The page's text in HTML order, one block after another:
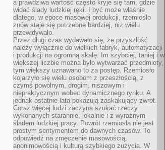
a prawdziwa wartość często kryje się tam, gdzie
widać ślady ludzkiej ręki. I być może właśnie
dlatego, w epoce masowej produkcji, rzemiosło
znów staje się potrzebne bardziej, niż wielu
przewidywało.
Przez długi czas wydawało się, że przyszłość
należy wyłącznie do wielkich fabryk, automatyzacji
i produkcji na ogromną skalę. Im szybciej, taniej i w
większej liczbie można było wytwarzać przedmioty,
tym większy uznawano to za postęp. Rzemiosło
kojarzyło się wielu osobom z przeszłością, z
czymś powolnym, drogim, niszowym i
niepraktycznym wobec dynamicznego rynku. A
jednak ostatnie lata pokazują zaskakujący zwrot.
Coraz więcej ludzi zaczyna szukać rzeczy
wykonanych starannie, lokalnie i z wyraźnym
śladem ludzkiej pracy. Powrót rzemiosła nie jest
prostym sentymentem do dawnych czasów. To
odpowiedź na zmęczenie masowością,
anonimowością i kulturą szybkiego zużycia. W